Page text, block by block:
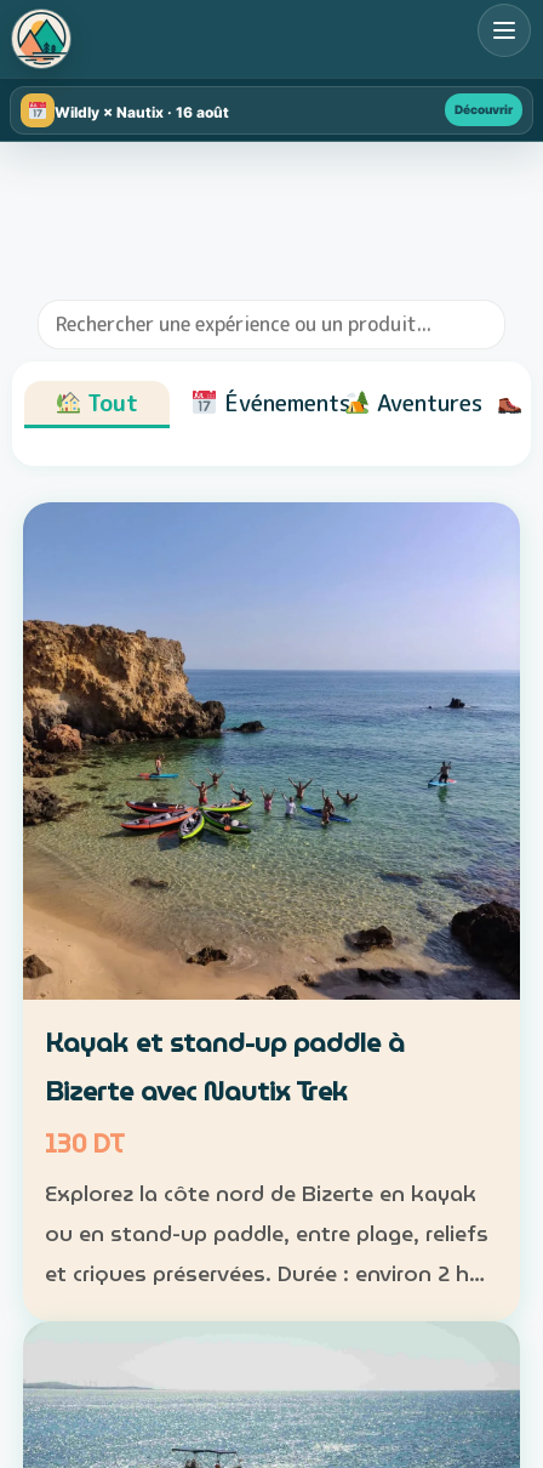
Wildly × Nautix · 16 août Découvrir
Tout Événements Aventures
Kayak et stand-up paddle à
Bizerte avec Nautix Trek
130 DT
Explorez la côte nord de Bizerte en kayak
ou en stand-up paddle, entre plage, reliefs
et criques préservées. Durée : environ 2 h
30 Distance : environ 5 km Niveau :
sortie …